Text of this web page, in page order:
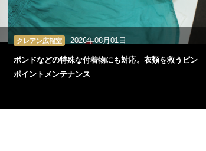
クレアン広報室 2026年08月01日
ボンドなどの特殊な付着物にも対応。衣類を救うピン
ポイントメンテナンス